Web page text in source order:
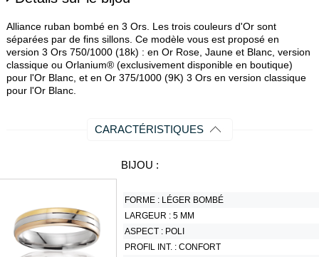
Alliance ruban bombé en 3 Ors. Les trois couleurs d'Or sont
séparées par de fins sillons. Ce modèle vous est proposé en
version 3 Ors 750/1000 (18k) : en Or Rose, Jaune et Blanc, version
classique ou Orlanium® (exclusivement disponible en boutique)
pour l'Or Blanc, et en Or 375/1000 (9K) 3 Ors en version classique
pour l'Or Blanc.
CARACTÉRISTIQUES
BIJOU :
FORME : LÉGER BOMBÉ
LARGEUR :5 MM
ASPECT : POLI
PROFIL INT. :CONFORT